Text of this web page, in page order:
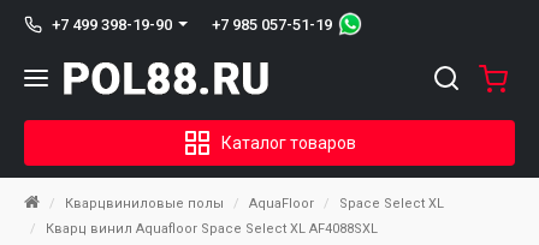
+7 499 398-19-90 +7 985 057-51-19
Каталог товаров
Кварцвиниловые полы AquaFloor
Space Select XL
Кварц винил Aquafloor Space Select XL AF4088SXL